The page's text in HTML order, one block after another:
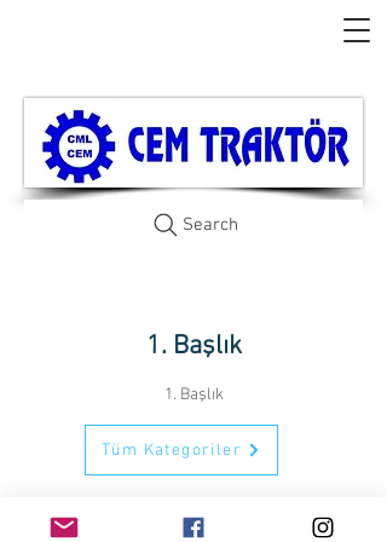
Search
1. Başlık
1. Başlık
Tüm Kategoriler